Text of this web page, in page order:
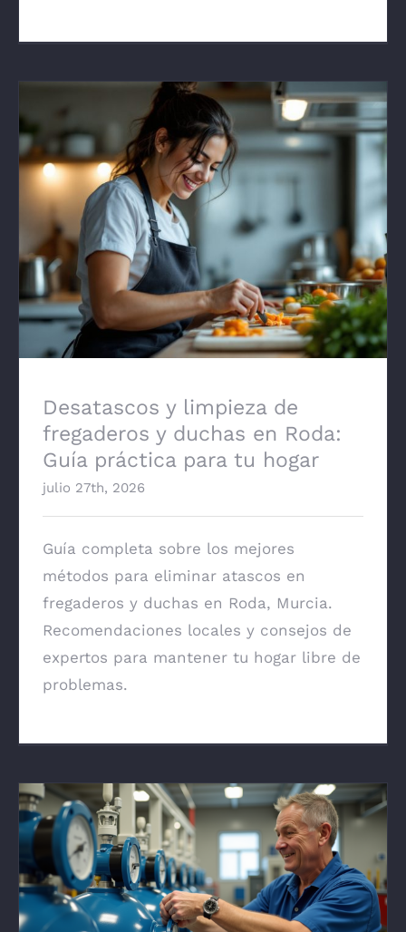
Desatascos y limpieza de fregaderos y
duchas en Roda: Guía práctica para tu
hogar
Desatascos y limpieza de
fregaderos y duchas en Roda:
Guía práctica para tu hogar
julio 27th, 2026
Guía completa sobre los mejores
métodos para eliminar atascos en
fregaderos y duchas en Roda, Murcia.
Recomendaciones locales y consejos de
expertos para mantener tu hogar libre de
problemas.
Instalación de equipos de presión o grupos
de bombeo en Santomera: Guía práctica